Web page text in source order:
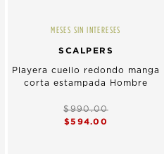
MESES SIN INTERESES
SCALPERS
Playera cuello redondo manga
corta estampada Hombre
$990.00
$594.00